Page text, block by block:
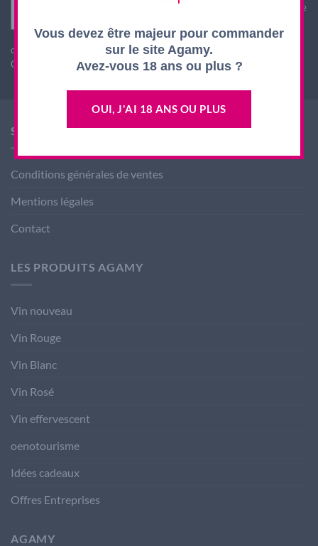
mineurs de moins de 18 ans. La preuve de majorité de
L'abus d'alcool est dangereux pour la santé, à
consommer avec modération
CODE DE LA SANTE PUBLIQUE, ART. L. 3342-1 et L. 3353-3
SHOP AGAMY
Conditions générales de ventes
Mentions légales
Contact
LES PRODUITS AGAMY
Vin nouveau
Vin Rouge
Vin Blanc
Vin Rosé
Vin effervescent
oenotourisme
Idées cadeaux
Offres Entreprises
AGAMY
Vous devez être majeur pour commander
sur le site Agamy.
Avez-vous 18 ans ou plus ?
OUI, J'AI 18 ANS OU PLUS